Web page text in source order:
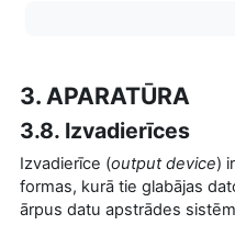
3. APARATŪRA
3.8. Izvadierīces
Izvadierīce (output device)
formas, kurā tie glabājas
ārpus datu apstrādes